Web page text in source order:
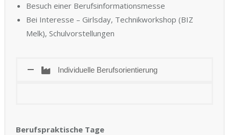
Besuch einer Berufsinformationsmesse
Bei Interesse – Girlsday, Technikworkshop (BIZ
Melk), Schulvorstellungen
Individuelle Berufsorientierung
Berufspraktische Tage